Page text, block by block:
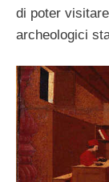
di poter
archeologici